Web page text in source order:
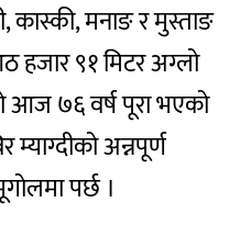
कास्की, मनाङ र मुस्ताङ
हजार ९१ मिटर अग्लो
आज ७६ वर्ष पूरा भएको
म्याग्दीको अन्नपूर्ण
पर्छ ।